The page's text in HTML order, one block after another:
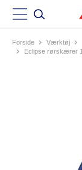
Forside værktøj
eclipse rørskærer